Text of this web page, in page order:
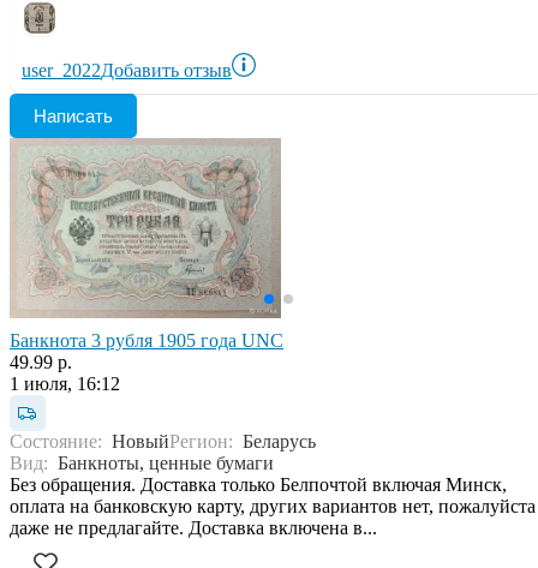
user_2022Добавить отзыв
Написать
Банкнота 3 рубля 1905 года UNC
49.99 р.
1 июля, 16:12
Состояние: НовыйРегион: Беларусь
Вид: Банкноты, ценные бумаги
Без обращения. Доставка только Белпочтой включая Минск,
оплата на банковскую карту, других вариантов нет, пожалуйста
даже не предлагайте. Доставка включена в...